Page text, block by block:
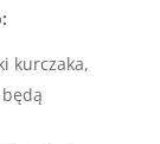
kurczaka,